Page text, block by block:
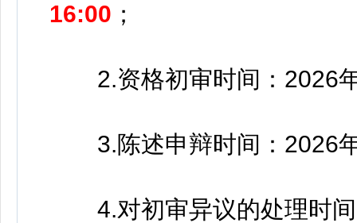
16:00 ；
2.资格初审时间：2026年
3.陈述申辩时间：2026年
4.对初审异议的处理时间